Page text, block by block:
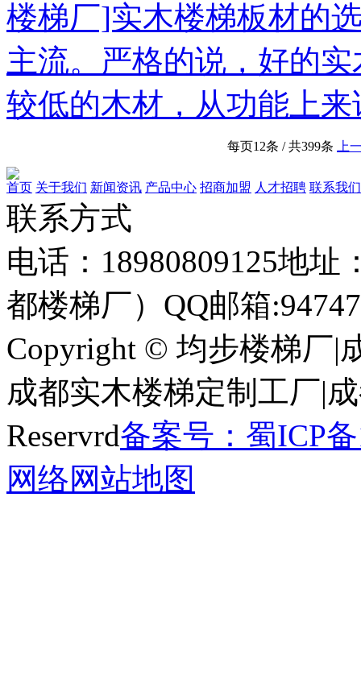
楼梯厂]实木楼梯板材的
主流。严格的说，好的
较低的木材，从功能上来
每页12条 / 共399条 上
首页 关于我们 新闻资讯 产品中心 招商加盟 人才招聘 联系我们
联系方式
电话：18980809125地址
都楼梯厂） QQ邮箱
Copyright © 均步楼梯厂|
成都实木楼梯定制工厂|
Reservrd备案号：蜀ICP
网络网站地图